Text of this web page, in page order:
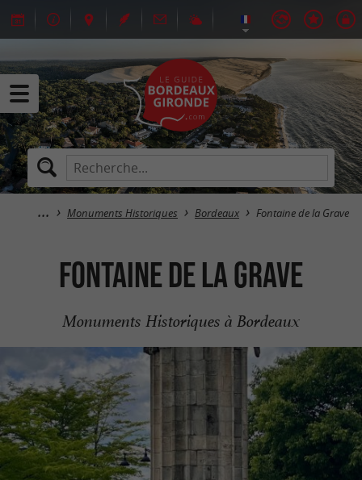
Monuments Historiques Bordeaux Fontaine de la Grave
Fontaine de la Grave
Monuments Historiques à Bordeaux